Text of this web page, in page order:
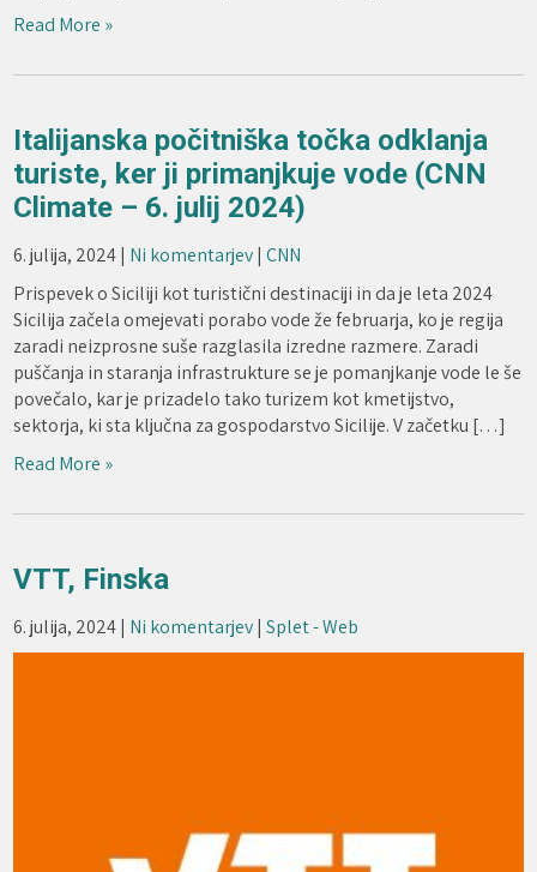
Read More »
Italijanska počitniška točka odklanja
turiste, ker ji primanjkuje vode (CNN
Climate – 6. julij 2024)
6. julija, 2024| Ni komentarjev|CNN
Prispevek o Siciliji kot turistični destinaciji in da je leta 2024
Sicilija začela omejevati porabo vode že februarja, ko je regija
zaradi neizprosne suše razglasila izredne razmere. Zaradi
puščanja in staranja infrastrukture se je pomanjkanje vode le še
povečalo, kar je prizadelo tako turizem kot kmetijstvo,
sektorja, ki sta ključna za gospodarstvo Sicilije. V začetku […]
Read More »
VTT, Finska
6. julija, 2024| Ni komentarjev|Splet - Web